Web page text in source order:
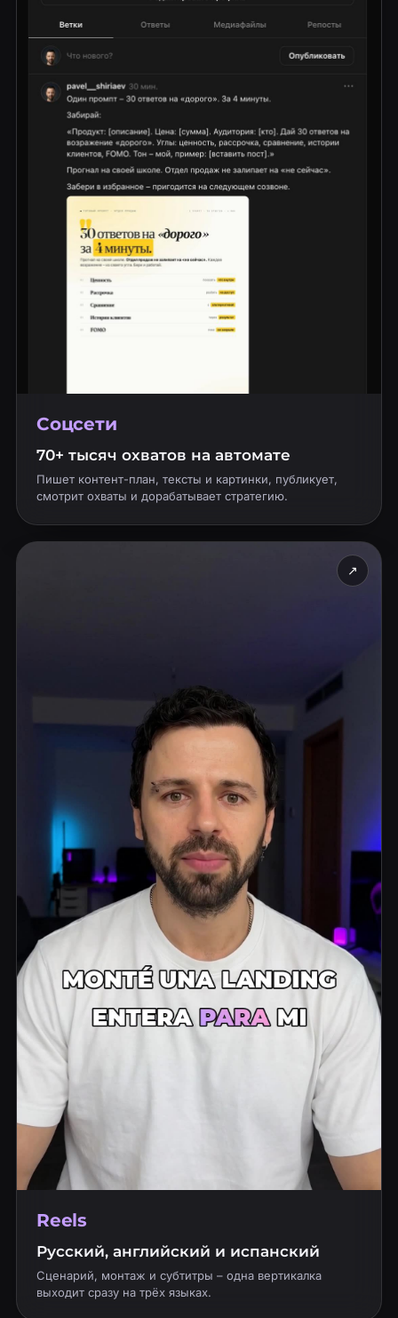
Соцсети
70+ тысяч охватов на автомате
Пишет контент-план, тексты и картинки, публикует,
смотрит охваты и дорабатывает стратегию.
↗
Reels
Русский, английский и испанский
Сценарий, монтаж и субтитры – одна вертикалка
выходит сразу на трёх языках.